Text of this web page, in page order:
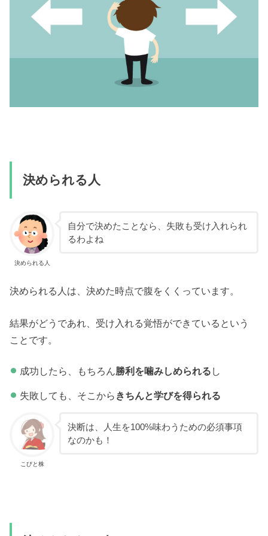
決められる人
決められる人
自分で決めたことなら、失敗も受け入れられ
るわよね
決められる人は、決めた時点で腹をくくっています。
結果がどうであれ、受け入れる覚悟ができているという
ことです。
成功したら、もちろん勝利を噛みしめられる し
失敗しても、そこから きちんと学びを得られる
こびと株
決断は、人生を100%味わうための必須事項
なのかも！